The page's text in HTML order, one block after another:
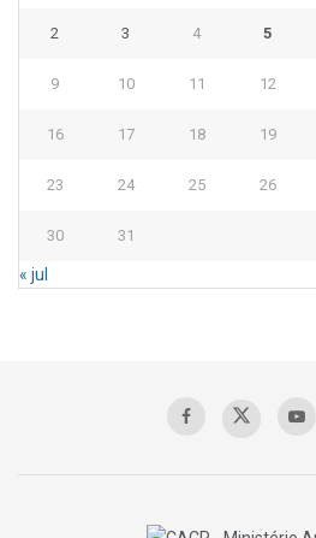
2 3 4 5
9 10 11 12
16 17 18 19
23 24 25 26
30 31
« jul